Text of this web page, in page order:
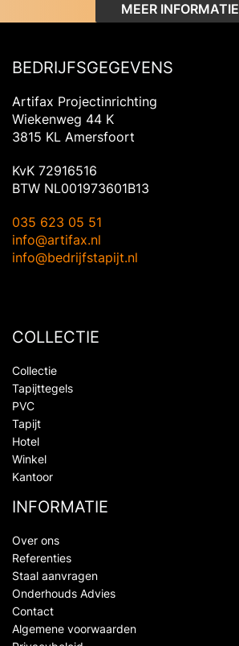
MEER INFORMATIE
BEDRIJFSGEGEVENS
Artifax Projectinrichting
Wiekenweg 44 K
3815 KL Amersfoort
KvK 72916516
BTW NL001973601B13
035 623 05 51
info@artifax.nl
info@bedrijfstapijt.nl
COLLECTIE
Collectie
Tapijttegels
PVC
Tapijt
Hotel
Winkel
Kantoor
INFORMATIE
Over ons
Referenties
Staal aanvragen
Onderhouds Advies
Contact
Algemene voorwaarden